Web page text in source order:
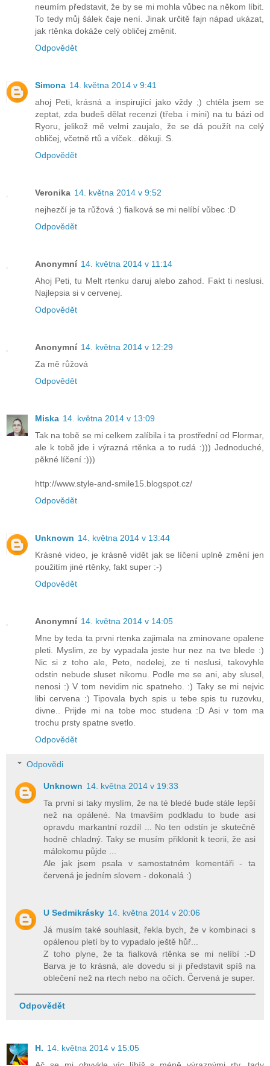
neumím představit, že by se mi mohla vůbec na někom líbit.
To tedy můj šálek čaje není. Jinak určitě fajn nápad ukázat,
jak rtěnka dokáže celý obličej změnit.
Odpovědět
Simona 14. května 2014 v 9:41
ahoj Peti, krásná a inspirující jako vždy ;) chtěla jsem se
zeptat, zda budeš dělat recenzi (třeba i mini) na tu bázi od
Ryoru, jelikož mě velmi zaujalo, že se dá použít na celý
obličej, včetně rtů a víček.. děkuji. S.
Odpovědět
Veronika 14. května 2014 v 9:52
nejhezčí je ta růžová :) fialková se mi nelíbí vůbec :D
Odpovědět
Anonymní 14. května 2014 v 11:14
Ahoj Peti, tu Melt rtenku daruj alebo zahod. Fakt ti neslusi.
Najlepsia si v cervenej.
Odpovědět
Anonymní 14. května 2014 v 12:29
Za mě růžová
Odpovědět
Miska 14. května 2014 v 13:09
Tak na tobě se mi celkem zalíbila i ta prostřední od Flormar,
ale k tobě jde i výrazná rtěnka a to rudá :))) Jednoduché,
pěkné líčení :)))
http://www.style-and-smile15.blogspot.cz/
Odpovědět
Unknown 14. května 2014 v 13:44
Krásné video, je krásně vidět jak se líčení uplně změní jen
použitím jiné rtěnky, fakt super :-)
Odpovědět
Anonymní 14. května 2014 v 14:05
Mne by teda ta prvni rtenka zajimala na zminovane opalene
pleti. Myslim, ze by vypadala jeste hur nez na tve blede :)
Nic si z toho ale, Peto, nedelej, ze ti neslusi, takovyhle
odstin nebude sluset nikomu. Podle me se ani, aby slusel,
nenosi :) V tom nevidim nic spatneho. :) Taky se mi nejvic
libi cervena :) Tipovala bych spis u tebe spis tu ruzovku,
divne.. Prijde mi na tobe moc studena :D Asi v tom ma
trochu prsty spatne svetlo.
Odpovědět
Odpovědi
Unknown 14. května 2014 v 19:33
Ta první si taky myslím, že na té bledé bude stále lepší
než na opálené. Na tmavším podkladu to bude asi
opravdu markantní rozdíl ... No ten odstín je skutečně
hodně chladný. Taky se musím přiklonit k teorii, že asi
málokomu půjde ...
Ale jak jsem psala v samostatném komentáři - ta
červená je jedním slovem - dokonalá :)
U Sedmikrásky 14. května 2014 v 20:06
Já musím také souhlasit, řekla bych, že v kombinaci s
opálenou pletí by to vypadalo ještě hůř...
Z toho plyne, že ta fialková rtěnka se mi nelíbí :-D
Barva je to krásná, ale dovedu si ji představit spíš na
oblečení než na rtech nebo na očích. Červená je super.
Odpovědět
H. 14. května 2014 v 15:05